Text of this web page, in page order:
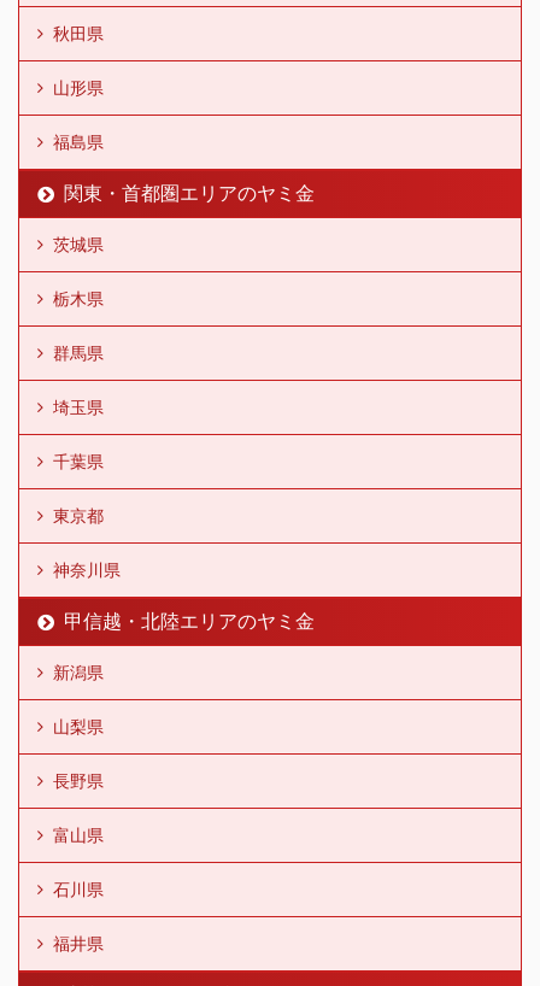
秋田県
山形県
福島県
関東・首都圏エリアのヤミ金
茨城県
栃木県
群馬県
埼玉県
千葉県
東京都
神奈川県
甲信越・北陸エリアのヤミ金
新潟県
山梨県
長野県
富山県
石川県
福井県